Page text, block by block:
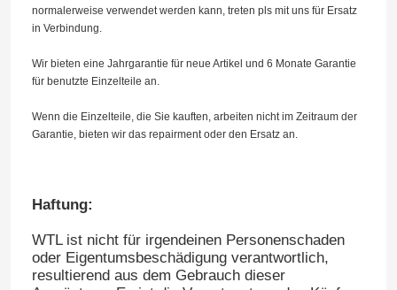
normalerweise verwendet werden kann, treten pls mit uns für Ersatz
in Verbindung.
Wir bieten eine Jahrgarantie für neue Artikel und 6 Monate Garantie
für benutzte Einzelteile an.
Wenn die Einzelteile, die Sie kauften, arbeiten nicht im Zeitraum der
Garantie, bieten wir das repairment oder den Ersatz an.
Haftung:
WTL ist nicht für irgendeinen Personenschaden
oder Eigentumsbeschädigung verantwortlich,
resultierend aus dem Gebrauch dieser